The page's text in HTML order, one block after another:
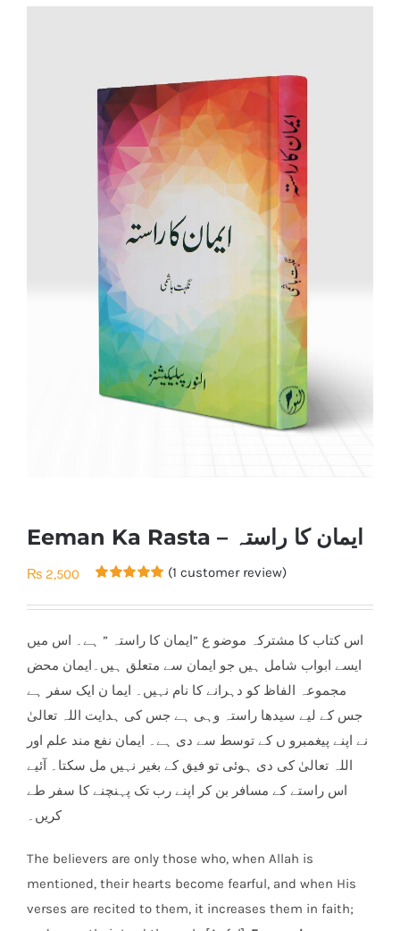
Eeman Ka Rasta – ایمان کا راستہ
₨ 2,500
out of 5
customer
rating
(1 customer review)
اس کتاب کا مشترکہ موضو ع ”ایمان کا راستہ ” ہے۔ اس میں
ایسے ابواب شامل ہیں جو ایمان سے متعلق ہیں۔ایمان محض
مجموعہ الفاظ کو دہرانے کا نام نہیں۔ ایما ن ایک سفر ہے
جس کے لیے سیدھا راستہ وہی ہے جس کی ہدایت اللہ تعالیٰ
نے اپنے پیغمبرو ں کے توسط سے دی ہے۔ ایمان نفع مند علم اور
اللہ تعالیٰ کی دی ہوئی تو فیق کے بغیر نہیں مل سکتا۔ آئیے
اس راستے کے مسافر بن کر اپنے رب تک پہنچنے کا سفر طے
کریں۔
The believers are only those who, when Allah is
mentioned, their hearts become fearful, and when His
verses are recited to them, it increases them in faith;